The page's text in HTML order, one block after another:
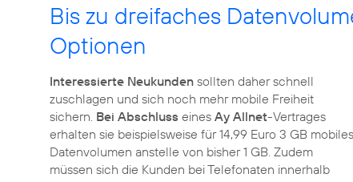
Bis zu dreifaches
Optionen
Interessierte Neukunden sollten daher schnell
zuschlagen und sich noch mehr mobile Freiheit
sichern. Bei Abschluss eines Ay Allnet-Vertrages
erhalten sie beispielsweise für 14,99 Euro 3 GB mobiles
Datenvolumen anstelle von bisher 1 GB. Zudem
müssen sich die Kunden bei Telefonaten innerhalb